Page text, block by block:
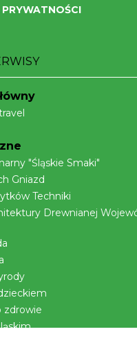
"Śląskie Smaki"
Gniazd
Techniki
Drewnianej
zdrowie